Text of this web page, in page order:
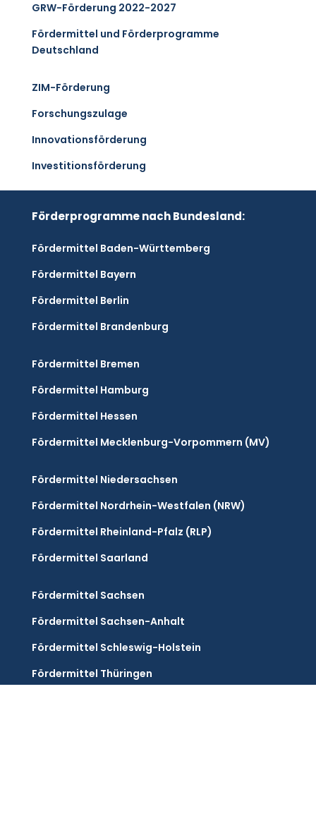
GRW-Förderung 2022-2027
Fördermittel und Förderprogramme
Deutschland
ZIM-Förderung
Forschungszulage
Innovationsförderung
Investitionsförderung
Förderprogramme nach Bundesland:
Fördermittel Baden-Württemberg
Fördermittel Bayern
Fördermittel Berlin
Fördermittel Brandenburg
Fördermittel Bremen
Fördermittel Hamburg
Fördermittel Hessen
Fördermittel Mecklenburg-Vorpommern (MV)
Fördermittel Niedersachsen
Fördermittel Nordrhein-Westfalen (NRW)
Fördermittel Rheinland-Pfalz (RLP)
Fördermittel Saarland
Fördermittel Sachsen
Fördermittel Sachsen-Anhalt
Fördermittel Schleswig-Holstein
Fördermittel Thüringen